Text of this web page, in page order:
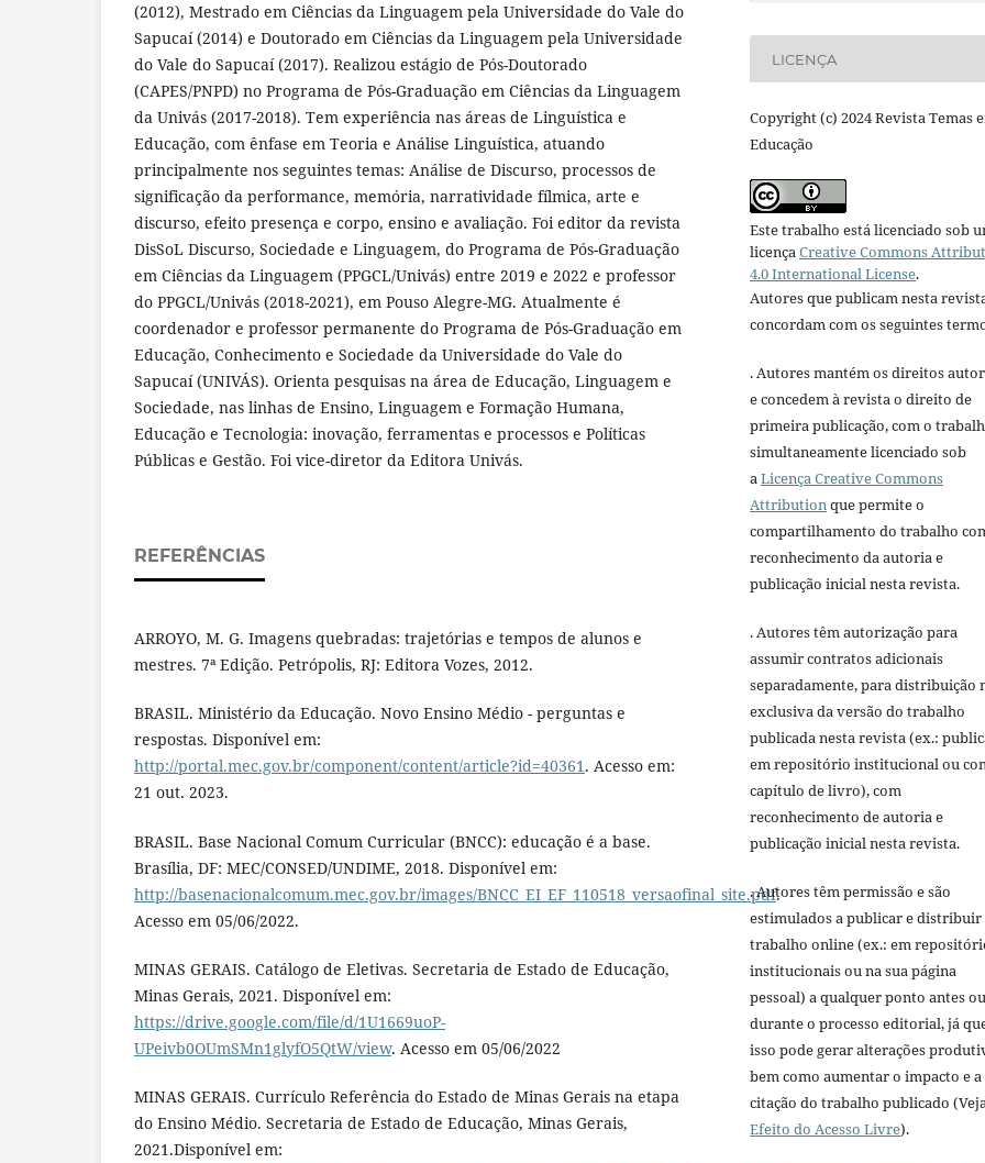
(2012), Mestrado em Ciências da Linguagem pela Universidade do Vale do
Sapucaí (2014) e Doutorado em Ciências da Linguagem pela Universidade
do Vale do Sapucaí (2017). Realizou estágio de Pós-Doutorado
(CAPES/PNPD) no Programa de Pós-Graduação em Ciências da Linguagem
da Univás (2017-2018). Tem experiência nas áreas de Linguística e
Educação, com ênfase em Teoria e Análise Linguística, atuando
principalmente nos seguintes temas: Análise de Discurso, processos de
significação da performance, memória, narratividade fílmica, arte e
discurso, efeito presença e corpo, ensino e avaliação. Foi editor da revista
DisSoL Discurso, Sociedade e Linguagem, do Programa de Pós-Graduação
em Ciências da Linguagem (PPGCL/Univás) entre 2019 e 2022 e professor
do PPGCL/Univás (2018-2021), em Pouso Alegre-MG. Atualmente é
coordenador e professor permanente do Programa de Pós-Graduação em
Educação, Conhecimento e Sociedade da Universidade do Vale do
Sapucaí (UNIVÁS). Orienta pesquisas na área de Educação, Linguagem e
Sociedade, nas linhas de Ensino, Linguagem e Formação Humana,
Educação e Tecnologia: inovação, ferramentas e processos e Políticas
Públicas e Gestão. Foi vice-diretor da Editora Univás.
REFERÊNCIAS
ARROYO, M. G. Imagens quebradas: trajetórias e tempos de alunos e
mestres. 7ª Edição. Petrópolis, RJ: Editora Vozes, 2012.
BRASIL. Ministério da Educação. Novo Ensino Médio - perguntas e
respostas. Disponível em:
http://portal.mec.gov.br/component/content/article?id=40361. Acesso em:
21 out. 2023.
BRASIL. Base Nacional Comum Curricular (BNCC): educação é a base.
Brasília, DF: MEC/CONSED/UNDIME, 2018. Disponível em:
http://basenacionalcomum.mec.gov.br/images/BNCC_EI_EF_110518_versaofinal_site.pdf.
Acesso em 05/06/2022.
MINAS GERAIS. Catálogo de Eletivas. Secretaria de Estado de Educação,
Minas Gerais, 2021. Disponível em:
https://drive.google.com/file/d/1U1669uoP-
UPeivb0OUmSMn1glyfO5QtW/view. Acesso em 05/06/2022
MINAS GERAIS. Currículo Referência do Estado de Minas Gerais na etapa
do Ensino Médio. Secretaria de Estado de Educação, Minas Gerais,
2021.Disponível em:
LICENÇA
Copyright (c) 2024 Revista Temas
Educação
Este trabalho está licenciado sob
licençaCreative Commons
4.0 International License.
Autores que publicam nesta
concordam com os seguintes
. Autores mantém os direitos
e concedem à revista o direito de
primeira publicação, com o
simultaneamente licenciado sob
aLicença Creative Commons
Attributionque permite o
compartilhamento do trabalho
reconhecimento da autoria e
publicação inicial nesta revista.
. Autores têm autorização para
assumir contratos adicionais
separadamente, para distribuição
exclusiva da versão do trabalho
publicada nesta revista (ex.:
em repositório institucional ou
capítulo de livro), com
reconhecimento de autoria e
publicação inicial nesta revista.
. Autores têm permissão e são
estimulados a publicar e distribuir
trabalho online (ex.: em
institucionais ou na sua página
pessoal) a qualquer ponto antes ou
durante o processo editorial, já
isso pode gerar alterações
bem como aumentar o impacto e a
citação do trabalho publicado
Efeito do Acesso Livre).